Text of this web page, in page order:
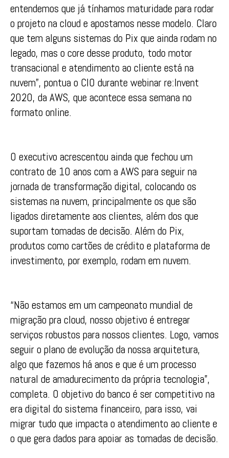
entendemos que já tínhamos maturidade para rodar
o projeto na cloud e apostamos nesse modelo. Claro
que tem alguns sistemas do Pix que ainda rodam no
legado, mas o core desse produto, todo motor
transacional e atendimento ao cliente está na
nuvem”, pontua o CIO durante webinar re:Invent
2020, da AWS, que acontece essa semana no
formato online.
O executivo acrescentou ainda que fechou um
contrato de 10 anos com a AWS para seguir na
jornada de transformação digital, colocando os
sistemas na nuvem, principalmente os que são
ligados diretamente aos clientes, além dos que
suportam tomadas de decisão. Além do Pix,
produtos como cartões de crédito e plataforma de
investimento, por exemplo, rodam em nuvem.
“Não estamos em um campeonato mundial de
migração pra cloud, nosso objetivo é entregar
serviços robustos para nossos clientes. Logo, vamos
seguir o plano de evolução da nossa arquitetura,
algo que fazemos há anos e que é um processo
natural de amadurecimento da própria tecnologia”,
completa. O objetivo do banco é ser competitivo na
era digital do sistema financeiro, para isso, vai
migrar tudo que impacta o atendimento ao cliente e
o que gera dados para apoiar as tomadas de decisão.